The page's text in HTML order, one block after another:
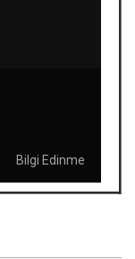
Bilgi Edinme